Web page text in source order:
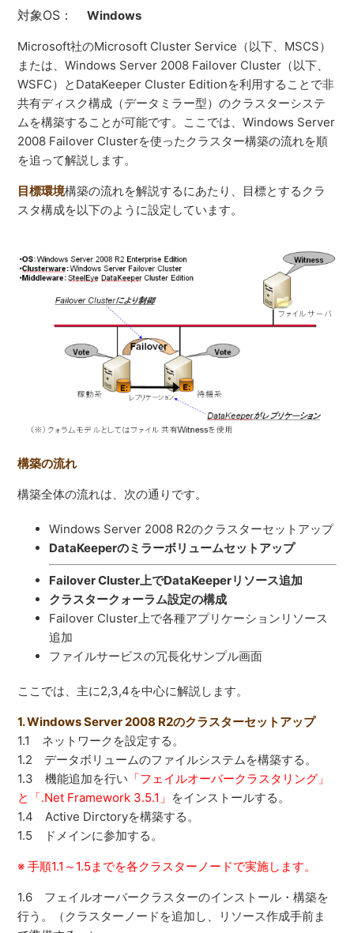
対象OS： Windows
Microsoft社のMicrosoft Cluster Service（以下、MSCS）
または、Windows Server 2008 Failover Cluster（以下、
WSFC）とDataKeeper Cluster Editionを利用することで非
共有ディスク構成（データミラー型）のクラスターシステ
ムを構築することが可能です。ここでは、Windows Server
2008 Failover Clusterを使ったクラスター構築の流れを順
を追って解説します。
目標環境構築の流れを解説するにあたり、目標とするクラ
スタ構成を以下のように設定しています。
構築の流れ
構築全体の流れは、次の通りです。
Windows Server 2008 R2のクラスターセットアップ
DataKeeperのミラーボリュームセットアップ
Failover Cluster上でDataKeeperリソース追加
クラスタークォーラム設定の構成
Failover Cluster上で各種アプリケーションリソース
追加
ファイルサービスの冗長化サンプル画面
ここでは、主に2,3,4を中心に解説します。
1. Windows Server 2008 R2のクラスターセットアップ
1.1 ネットワークを設定する。
1.2 データボリュームのファイルシステムを構築する。
1.3 機能追加を行い 「フェイルオーバークラスタリング」
と「.Net Framework 3.5.1」 をインストールする。
1.4 Active Dirctoryを構築する。
1.5 ドメインに参加する。
※ 手順1.1～1.5までを各クラスターノードで実施します。
1.6 フェイルオーバークラスターのインストール・構築を
行う。（クラスターノードを追加し、リソース作成手前ま